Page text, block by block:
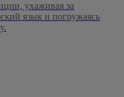
ухаживая за
язык и погружаясь